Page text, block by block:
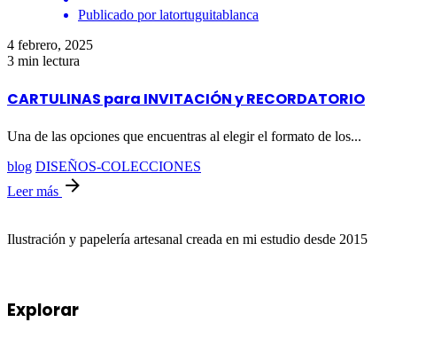
Publicado por latortuguitablanca
4 febrero, 2025
3 min lectura
CARTULINAS para INVITACIÓN y RECORDATORIO
Una de las opciones que encuentras al elegir el formato de los...
blog DISEÑOS-COLECCIONES
Leer más
Ilustración y papelería artesanal creada en mi estudio desde 2015
Explorar